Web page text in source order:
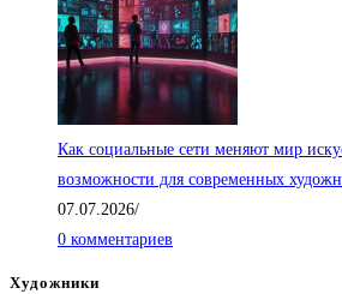
Как социальные сети меняют мир
возможности для современных
07.07.2026/
0 комментариев
Художники